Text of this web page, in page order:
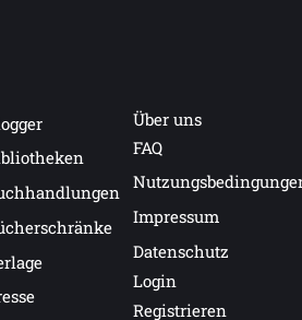
Über uns
FAQ
Impressum
Datenschutz
Login
Registrieren